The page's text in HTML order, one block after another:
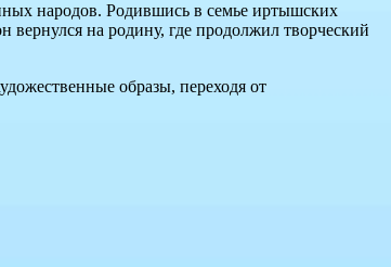
народов. Родившись в семье иртышских
вернулся на родину, где продолжил творческий
образы, переходя от